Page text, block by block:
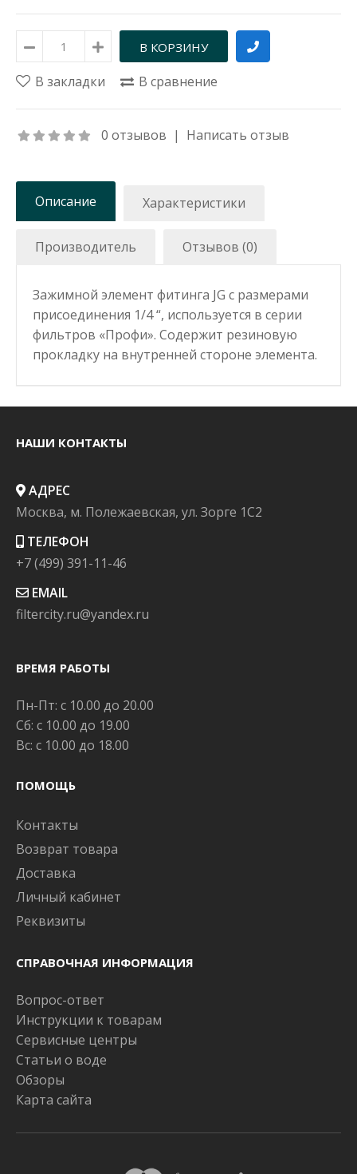
В закладки В сравнение
0 отзывов | Написать отзыв
Описание Характеристики
Производитель Отзывов (0)
Зажимной элемент фитинга JG с размерами
присоединения 1/4 “, используется в серии
фильтров «Профи». Содержит резиновую
прокладку на внутренней стороне элемента.
НАШИ КОНТАКТЫ
АДРЕС
Москва, м. Полежаевская, ул. Зорге 1C2
ТЕЛЕФОН
+7 (499) 391-11-46
EMAIL
filtercity.ru@yandex.ru
ВРЕМЯ РАБОТЫ
Пн-Пт: с 10.00 до 20.00
Сб: с 10.00 до 19.00
Вс: с 10.00 до 18.00
ПОМОЩЬ
Контакты
Возврат товара
Доставка
Личный кабинет
Реквизиты
СПРАВОЧНАЯ ИНФОРМАЦИЯ
Вопрос-ответ
Инструкции к товарам
Сервисные центры
Статьи о воде
Обзоры
Карта сайта